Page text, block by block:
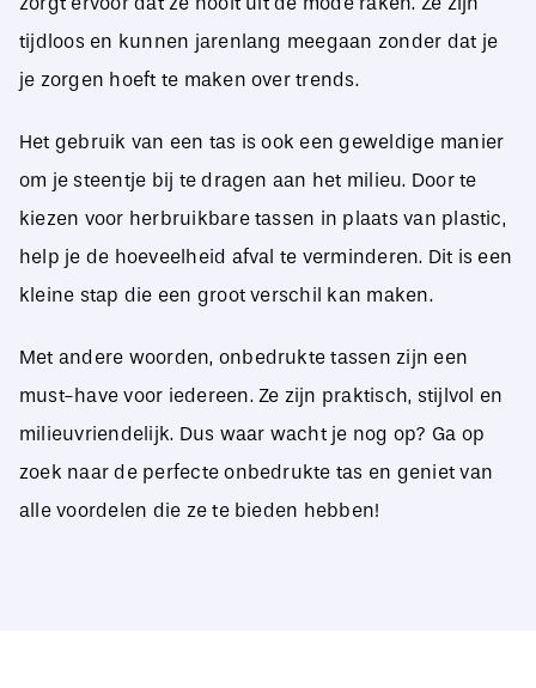
tijdloos en kunnen jarenlang meegaan zonder dat je
je zorgen hoeft te maken over trends.
Het gebruik van een tas is ook een geweldige manier
om je steentje bij te dragen aan het milieu. Door te
kiezen voor herbruikbare tassen in plaats van plastic,
help je de hoeveelheid afval te verminderen. Dit is een
kleine stap die een groot verschil kan maken.
Met andere woorden, onbedrukte tassen zijn een
must-have voor iedereen. Ze zijn praktisch, stijlvol en
milieuvriendelijk. Dus waar wacht je nog op? Ga op
zoek naar de perfecte onbedrukte tas en geniet van
alle voordelen die ze te bieden hebben!